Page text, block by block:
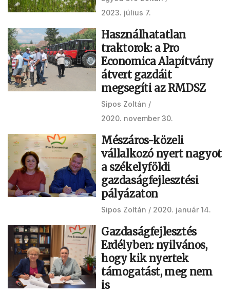
2023. július 7.
Használhatatlan
traktorok: a Pro
Economica Alapítvány
átvert gazdáit
megsegíti az RMDSZ
Sipos Zoltán
2020. november 30.
Mészáros-közeli
vállalkozó nyert nagyot
a székelyföldi
gazdaságfejlesztési
pályázaton
Sipos Zoltán 2020. január 14.
Gazdaságfejlesztés
Erdélyben: nyilvános,
hogy kik nyertek
támogatást, meg nem
is